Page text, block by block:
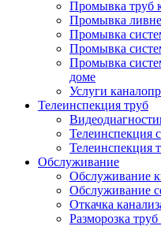
Промывка труб
Промывка
Промывка
Промывка
Промывка
доме
Услуги
Телеинспекция труб
Телеинспекция
Телеинспекция
Обслуживание
Обслуживание
Обслуживание
Откачка
Разморозка